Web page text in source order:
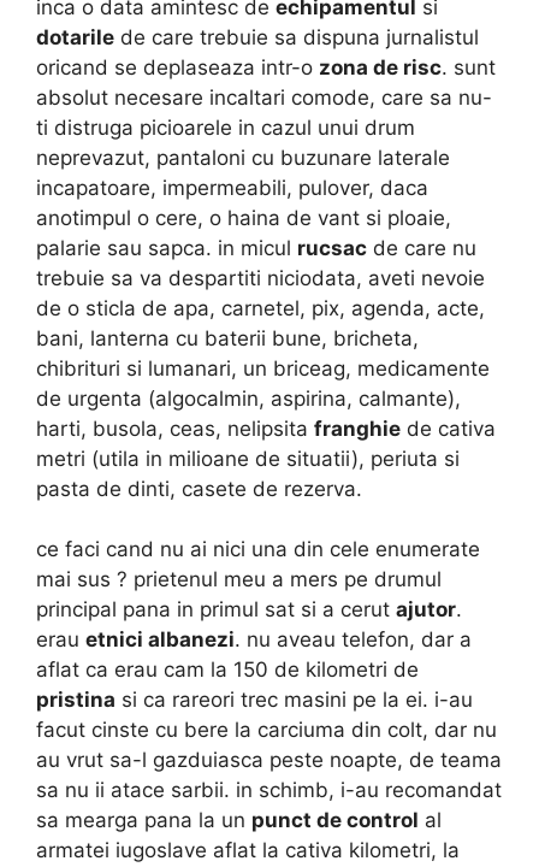
inca o data amintesc de echipamentul si
dotarile de care trebuie sa dispuna jurnalistul
oricand se deplaseaza intr-o zona de risc. sunt
absolut necesare incaltari comode, care sa nu-
ti distruga picioarele in cazul unui drum
neprevazut, pantaloni cu buzunare laterale
incapatoare, impermeabili, pulover, daca
anotimpul o cere, o haina de vant si ploaie,
palarie sau sapca. in micul rucsac de care nu
trebuie sa va despartiti niciodata, aveti nevoie
de o sticla de apa, carnetel, pix, agenda, acte,
bani, lanterna cu baterii bune, bricheta,
chibrituri si lumanari, un briceag, medicamente
de urgenta (algocalmin, aspirina, calmante),
harti, busola, ceas, nelipsita franghie de cativa
metri (utila in milioane de situatii), periuta si
pasta de dinti, casete de rezerva.
ce faci cand nu ai nici una din cele enumerate
mai sus ? prietenul meu a mers pe drumul
principal pana in primul sat si a cerut ajutor.
erau etnici albanezi. nu aveau telefon, dar a
aflat ca erau cam la 150 de kilometri de
pristina si ca rareori trec masini pe la ei. i-au
facut cinste cu bere la carciuma din colt, dar nu
au vrut sa-l gazduiasca peste noapte, de teama
sa nu ii atace sarbii. in schimb, i-au recomandat
sa mearga pana la un punct de control al
armatei iugoslave aflat la cativa kilometri, la